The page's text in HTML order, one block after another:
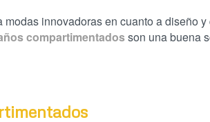
innovadoras en cuanto a diseño
compartimentadosson una buena